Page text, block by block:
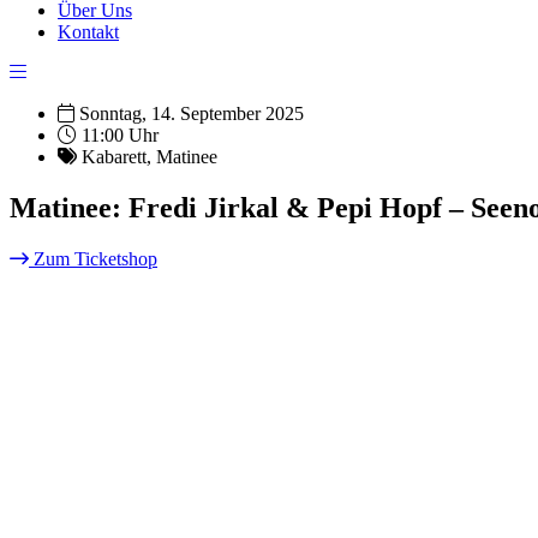
Über Uns
Kontakt
Sonntag, 14. September 2025
11:00 Uhr
Kabarett, Matinee
Matinee: Fredi Jirkal & Pepi Hopf –
Zum Ticketshop